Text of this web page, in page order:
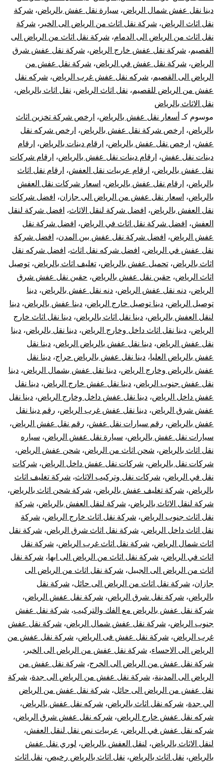
فك
تركيب
تغليف
ضمان
دينا نقل عفش شمال الرياض، سيارة نقل عفش بالرياض، شركة
نقل اثاث الرياض، شركة نقل اثاث من الرياض الى الخبر ، شركة
نقل اثاث من الرياض الى الدمام، شركة نقل اثاث من الرياض الى
القصيم، شركة نقل عفش خارج الرياض، شركة نقل عفش شرق
الرياض، شركة نقل عفش في الرياض، شركة نقل عفش من
الرياض الى القصيم، شركه نقل عفش غرب الرياض، شركه نقل
عفش من الرياض للقصيم، نقل اثاث الرياض، نقل اثاث بالرياض،
نقل الاثاث بالرياض
موسوم كـ أسعار نقل عفش بالرياض، ارخص شركة تخزين اثاث
بالرياض، ارخص شركة نقل عفش بالرياض، ارخص شركه نقل
عفش، ارخص نقل عفش بالرياض، ارقام دينات بالرياض، ارقام
دينات نقل عفش، ارقام دينات نقل عفش بالرياض، ارقام شركات
نقل عفش بالرياض، ارقام عربيات نقل العفش، ارقام نقل اثاث
بالرياض، ارقام نقل عفش بالرياض، اسعار شركات نقل العفش
بالرياض، اسعار نقل عفش من الرياض الى جازان، افضل شركات
نقل العفش بالرياض، افضل شركة لنقل الاثاث، افضل شركة لنقل
العفش، افضل شركة نقل اثاث في الرياض، افضل شركة نقل
عفش الرياض، افضل شركة نقل عفش بين المدن، افضل شركة
نقل عفش في الرياض، افضل شركه نقل اثاث، افضل شركه نقل
اثاث بالرياض، تحميل عفش بالرياض، تغليف اثاث بالرياض، توصيل
اثاث الرياض، حقين نقل عفش بالرياض، حقين نقل عفش شرق
الرياض، دنه نقل عفش الرياض، دنه نقل عفش بالرياض، دينا
توصيل الرياض، دينا توصيل خارج الرياض، دينا عفش بالرياض، دينا
لنقل العفش بالرياض، دينا نقل اثاث بالرياض، دينا نقل اثاث خارج
الرياض، دينا نقل اثاث داخل وخارج الرياض، دينا نقل بالرياض، دينا
نقل عفش الرياض، دينا نقل عفش بالرياض الرياض، دينا نقل
عفش بالرياض العليا، دينا نقل عفش بالرياض حراج، دينا نقل
عفش بالرياض وخارج الرياض، دينا نقل عفش بشمال الرياض، دينا
نقل عفش جنوب الرياض، دينا نقل عفش خارج الرياض، دينا نقل
عفش داخل الرياض، دينا نقل عفش داخل وخارج الرياض، دينا نقل
عفش شرق الرياض، دينا نقل عفش غرب الرياض، رقم دينا نقل
عفش بالرياض، رقم سيارات نقل عفش، رقم نقل عفش الرياض،
سيارات نقل عفش بالرياض، سيارة نقل عفش الرياض، سياره
نقل اثاث بالرياض، شحن اثاث من الرياض، شحن عفش الرياض،
شركات نقل بالرياض، شركات نقل عفش داخل الرياض، شركات
نقل في الرياض، شركات نقل وتركيب الاثاث، شركة تغليف اثاث
بالرياض، شركة تغليف عفش بالرياض، شركة شحن اثاث بالرياض،
شركة لنقل الاثاث بالرياض، شركة لنقل العفش بالرياض، شركة
نقل اثاث جنوب الرياض، شركة نقل اثاث خارج الرياض، شركة
نقل اثاث داخل الرياض، شركة نقل اثاث شرق الرياض، شركة نقل
اثاث شمال الرياض، شركة نقل اثاث غرب الرياض، شركة نقل
اثاث في الرياض، شركة نقل اثاث من الرياض الى ابها، شركة نقل
اثاث من الرياض الى الجبيل، شركة نقل اثاث من الرياض الى
جازان، شركة نقل اثاث من الرياض الى حائل، شركة نقل
بالرياض، شركة نقل شرق الرياض، شركة نقل عفش الرياض،
شركة نقل عفش بالرياض مع الفك والتركيب، شركة نقل عفش
جنوب الرياض، شركة نقل عفش شمال الرياض، شركة نقل عفش
غرب الرياض، شركة نقل عفش فى الرياض، شركة نقل عفش من
الرياض الى الاحساء، شركة نقل عفش من الرياض الى الخبر ،
شركة نقل عفش من الرياض الى الخرج، شركة نقل عفش من
الرياض الى المدينة، شركة نقل عفش من الرياض الى جدة، شركة
نقل عفش من الرياض الى حائل، شركة نقل عفش من الرياض
الي جدة، شركه نقل اثاث بالرياض، شركه نقل عفش بالرياض،
شركه نقل عفش خارج الرياض، شركه نقل عفش شرق الرياض،
شركه نقل عفش في الرياض، عربيات نص نقل لنقل العفش،
لنقل الاثاث بالرياض، لنقل العفش بالرياض، لوري نقل عفش
بالرياض، نقل اثاث بالرياض، نقل اثاث بالرياض رخيص، نقل اثاث